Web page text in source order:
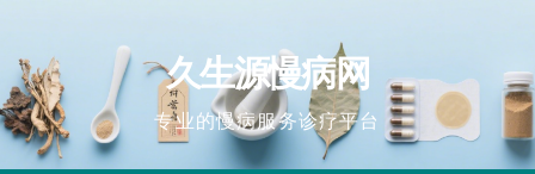
content
久生源慢病网
专业的慢病服务诊疗平台